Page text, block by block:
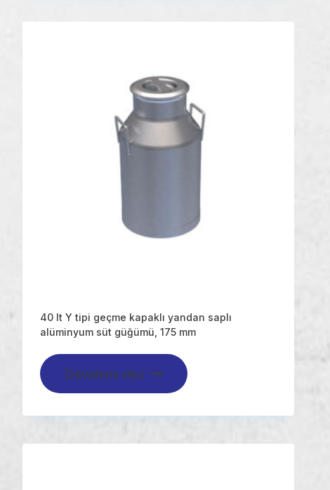
40 lt Y tipi geçme kapaklı yandan saplı
alüminyum süt güğümü, 175 mm
Devamını oku